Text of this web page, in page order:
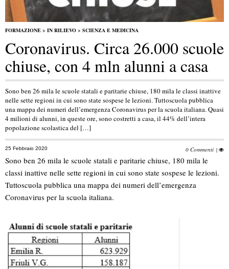
FORMAZIONE > IN RILIEVO > SCIENZA E MEDICINA
Coronavirus. Circa 26.000 scuole
chiuse, con 4 mln alunni a casa
Sono ben 26 mila le scuole statali e paritarie chiuse, 180 mila le classi inattive
nelle sette regioni in cui sono state sospese le lezioni. Tuttoscuola pubblica
una mappa dei numeri dell’emergenza Coronavirus per la scuola italiana. Quasi
4 milioni di alunni, in queste ore, sono costretti a casa, il 44% dell’intera
popolazione scolastica del […]
25 Febbraio 2020 0 Commenti |
Sono ben 26 mila le scuole statali e paritarie chiuse, 180 mila le
classi inattive nelle sette regioni in cui sono state sospese le lezioni.
Tuttoscuola pubblica una mappa dei numeri dell’emergenza
Coronavirus per la scuola italiana.